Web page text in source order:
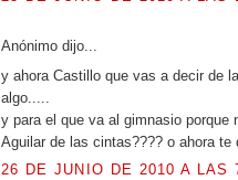
Anónimo dijo...
y ahora Castillo que vas a decir de
algo.....
y para el que va al gimnasio porque
Aguilar de las cintas???? o ahora te
26 DE JUNIO DE 2010 A LAS